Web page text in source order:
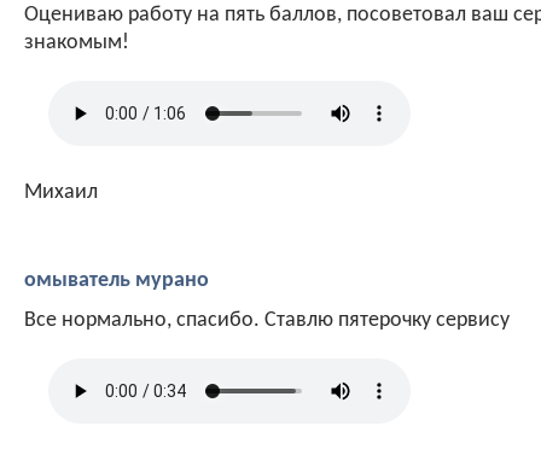
Оцениваю работу на пять баллов, посоветовал ваш
знакомым!
Михаил
омыватель мурано
Все нормально, спасибо. Ставлю пятерочку сервису